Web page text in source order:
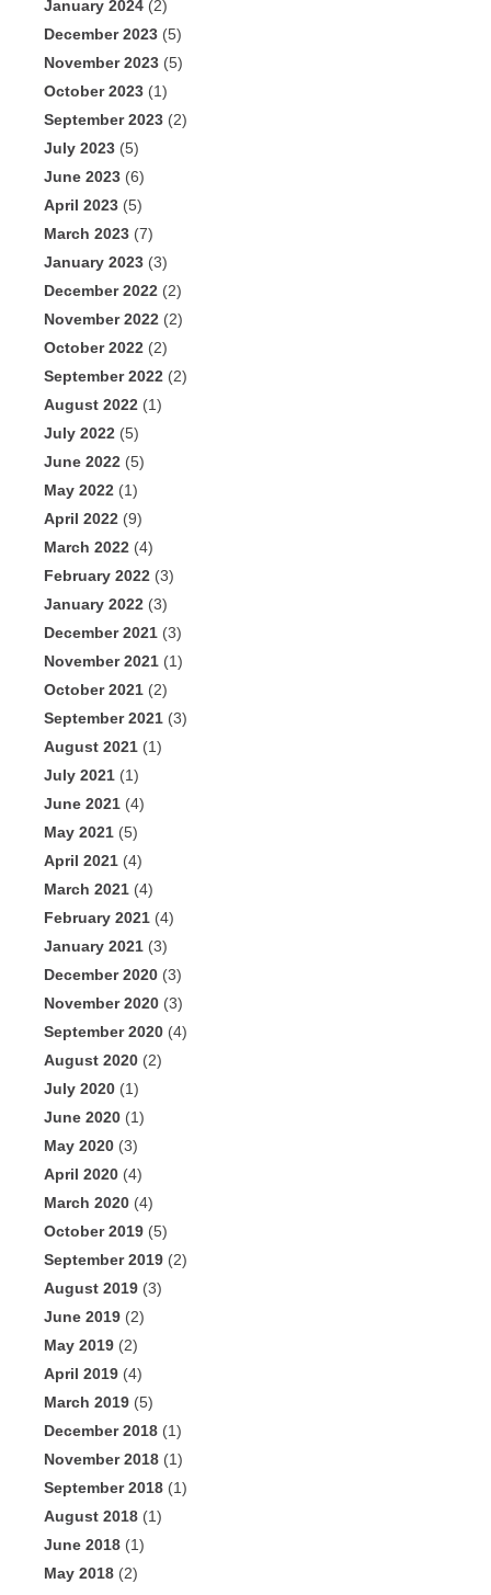
January 2024 (2)
December 2023 (5)
November 2023 (5)
October 2023 (1)
September 2023 (2)
July 2023 (5)
June 2023 (6)
April 2023 (5)
March 2023 (7)
January 2023 (3)
December 2022 (2)
November 2022 (2)
October 2022 (2)
September 2022 (2)
August 2022 (1)
July 2022 (5)
June 2022 (5)
May 2022 (1)
April 2022 (9)
March 2022 (4)
February 2022 (3)
January 2022 (3)
December 2021 (3)
November 2021 (1)
October 2021 (2)
September 2021 (3)
August 2021 (1)
July 2021 (1)
June 2021 (4)
May 2021 (5)
April 2021 (4)
March 2021 (4)
February 2021 (4)
January 2021 (3)
December 2020 (3)
November 2020 (3)
September 2020 (4)
August 2020 (2)
July 2020 (1)
June 2020 (1)
May 2020 (3)
April 2020 (4)
March 2020 (4)
October 2019 (5)
September 2019 (2)
August 2019 (3)
June 2019 (2)
May 2019 (2)
April 2019 (4)
March 2019 (5)
December 2018 (1)
November 2018 (1)
September 2018 (1)
August 2018 (1)
June 2018 (1)
May 2018 (2)